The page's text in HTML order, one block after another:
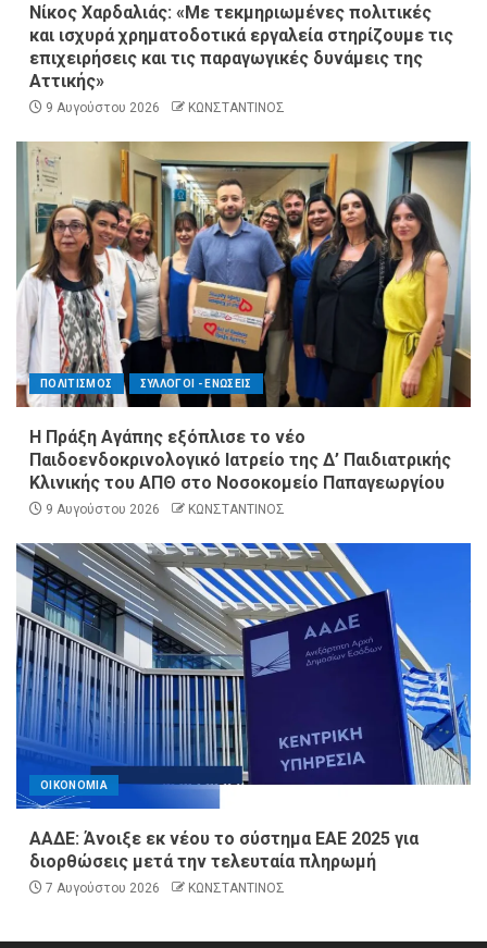
Νίκος Χαρδαλιάς: «Με τεκμηριωμένες πολιτικές
και ισχυρά χρηματοδοτικά εργαλεία στηρίζουμε τις
επιχειρήσεις και τις παραγωγικές δυνάμεις της
Αττικής»
9 Αυγούστου 2026 ΚΩΝΣΤΑΝΤΙΝΟΣ
ΠΟΛΙΤΙΣΜΟΣ ΣΥΛΛΟΓΟΙ - ΕΝΩΣΕΙΣ
Η Πράξη Αγάπης εξόπλισε το νέο
Παιδοενδοκρινολογικό Ιατρείο της Δ’ Παιδιατρικής
Κλινικής του ΑΠΘ στο Νοσοκομείο Παπαγεωργίου
9 Αυγούστου 2026 ΚΩΝΣΤΑΝΤΙΝΟΣ
ΟΙΚΟΝΟΜΙΑ
ΑΑΔΕ: Άνοιξε εκ νέου το σύστημα ΕΑΕ 2025 για
διορθώσεις μετά την τελευταία πληρωμή
7 Αυγούστου 2026 ΚΩΝΣΤΑΝΤΙΝΟΣ